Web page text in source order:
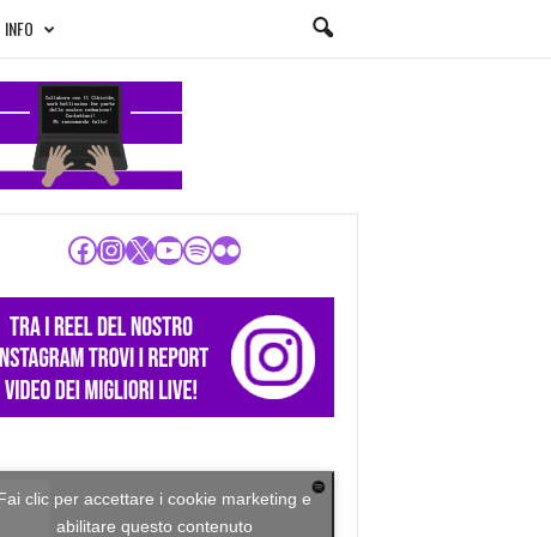
INFO
Facebook InstagramX YouTube Spotify Flickr
clic per accettare i cookie marketing e
abilitare questo contenuto